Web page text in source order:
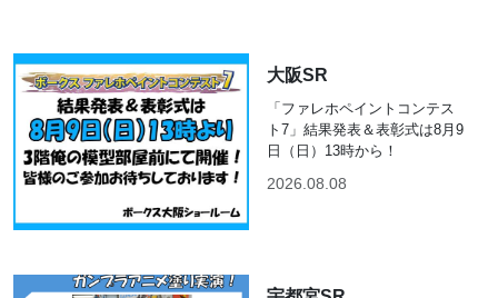
大阪SR
「ファレホペイントコンテス
ト7」結果発表＆表彰式は8月9
日（日）13時から！
2026.08.08